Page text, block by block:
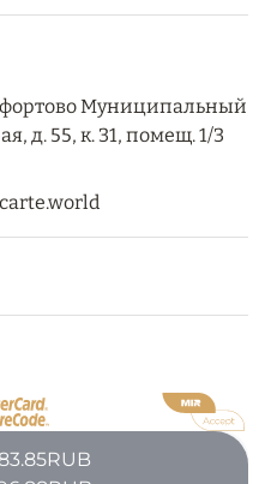
Муниципальный
д. 55, к. 31, помещ. 1/3